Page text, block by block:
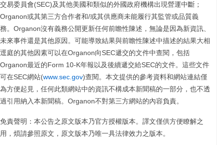
交易委員會(SEC)及其他美國和類似的外國政府機構出現營運中斷；
Organon或其第三方合作者和/或其供應商未能履行其監管或品質義
務。Organon沒有義務公開更新任何前瞻性陳述，無論是因為新資訊、
未來事件還是其他原因。可能導致結果與前瞻性陳述中描述的結果大相
逕庭的其他因素可以在Organon向SEC遞交的文件中查閱，包括
Organon最近的Form 10-K年報以及後續遞交給SEC的文件。這些文件
可在SEC網站(www.sec.gov)查閱。本文提供的參考資料和網站連結僅
為方便起見，任何此類網站中的資訊不構成本新聞稿的一部分，也不透
過引用納入本新聞稿。Organon不對第三方網站的內容負責。
免責聲明：本公告之原文版本乃官方授權版本。譯文僅供方便瞭解之
用，煩請參照原文，原文版本乃唯一具法律效力之版本。